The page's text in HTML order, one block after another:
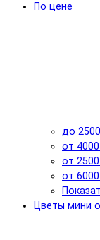
По цене
до
от
от
от
Цветы мини